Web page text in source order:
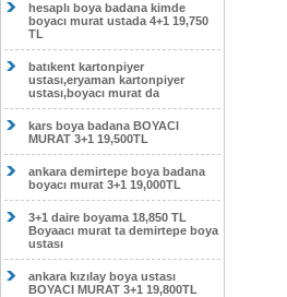
hesaplı boya badana kimde
boyacı murat ustada 4+1 19,750
TL
batıkent kartonpiyer
ustası,eryaman kartonpiyer
ustası,boyacı murat da
kars boya badana BOYACI
MURAT 3+1 19,500TL
ankara demirtepe boya badana
boyacı murat 3+1 19,000TL
3+1 daire boyama 18,850 TL
Boyaacı murat ta demirtepe boya
ustası
ankara kızılay boya ustası
BOYACI MURAT 3+1 19,800TL